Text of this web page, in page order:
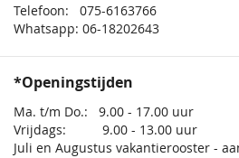
Telefoon: 075-6163766
Whatsapp: 06-18202643
*Openingstijden
Ma. t/m Do.: 9.00 - 17.00 uur
Vrijdags: 9.00 - 13.00 uur
Juli en Augustus vakantierooster -